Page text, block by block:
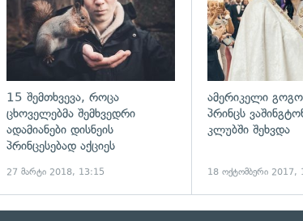
15 შემთხვევა, როცა
ცხოველებმა შემხვედრი
ადამიანები დისნეის
პრინცესებად აქციეს
27 მარტი 2018, 13:15
ამერიკელი
პრინცს
კლუბში შეხვდა
18 ოქტომბერი 2017,